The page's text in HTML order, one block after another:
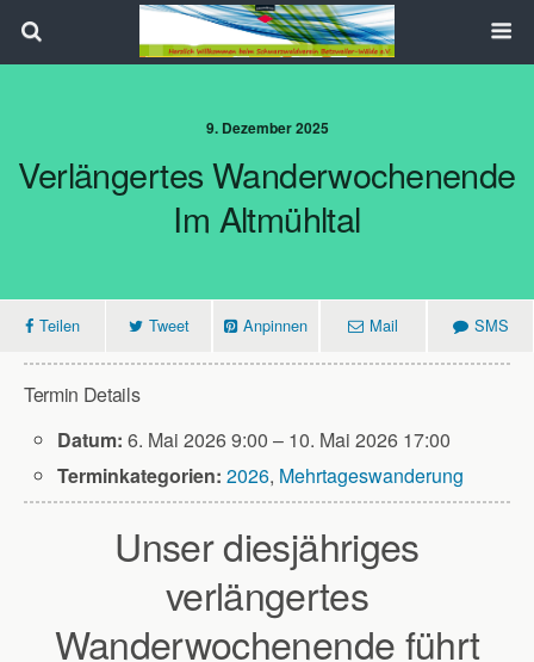
9. Dezember 2025
Verlängertes Wanderwochenende
Im Altmühltal
Teilen Tweet Anpinnen Mail SMS
Termin Details
Datum: 6. Mai 2026 9:00 – 10. Mai 2026 17:00
Terminkategorien: 2026, Mehrtageswanderung
Unser diesjähriges
verlängertes
Wanderwochenende führt